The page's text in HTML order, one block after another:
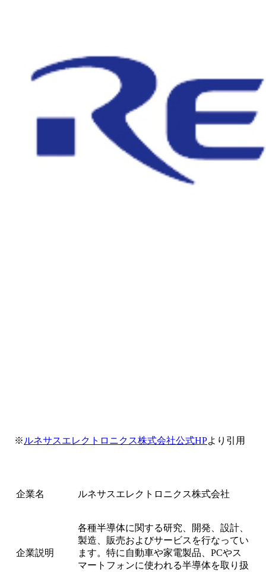
※ ルネサスエレクトロニクス株式会社公式HPより引用
企業名 ルネサスエレクトロニクス株式会社
企業説明
各種半導体に関する研究、開発、設計、
製造、販売およびサービスを行なってい
ます。特に自動車や家電製品、PCやス
マートフォンに使われる半導体を取り扱